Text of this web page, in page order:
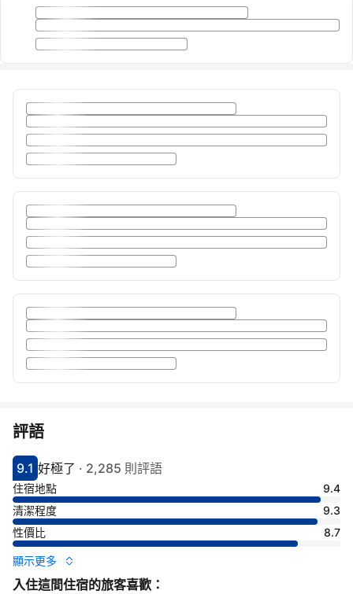
評語
分數9.1分
9.1
評比好極了
好極了 · 2,285 則評語
住宿地點
9.4
清潔程度
9.3
性價比
8.7
顯示更多
入住這間住宿的旅客喜歡：